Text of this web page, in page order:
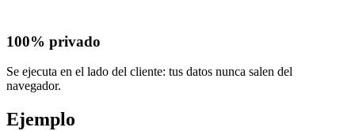
100% privado
Se ejecuta en el lado del cliente: tus datos nunca salen del
navegador.
Ejemplo